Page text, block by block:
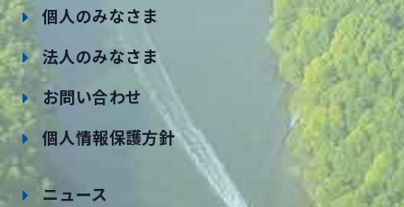
個人のみなさま
法人のみなさま
お問い合わせ
個人情報保護方針
ニュース